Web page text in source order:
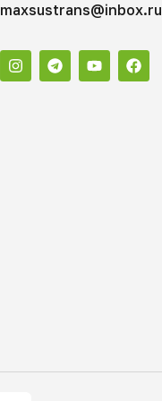
maxsustrans@inbox.ru